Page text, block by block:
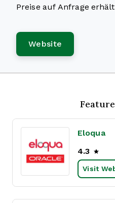
Preise auf Anfrage
Website
Eloqua
4.3
Visit